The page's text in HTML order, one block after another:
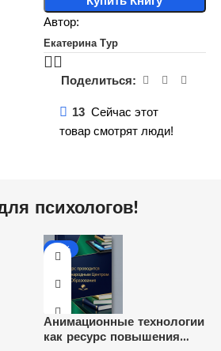
Автор:
Екатерина Тур
Поделиться:
13 Сейчас этот
товар смотрят люди!
психологов!
-80%
Анимационные технологии
как ресурс повышения